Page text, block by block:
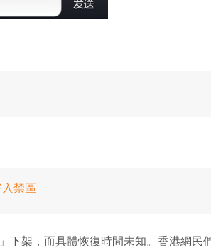
禁區
下架，而具體恢復時間未知。香港網民